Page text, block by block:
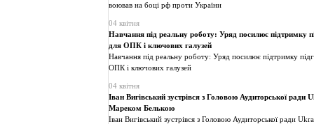
воював на боці рф проти України
04 квітня
Навчання під реальну роботу: Уряд посилює підтримку
для ОПК і ключових галузей
Навчання під реальну роботу: Уряд посилює підтримку
ОПК і ключових галузей
04 квітня
Іван Вигівський зустрівся з Головою Аудиторської ради
Мареком Белькою
Іван Вигівський зустрівся з Головою Аудиторської ради